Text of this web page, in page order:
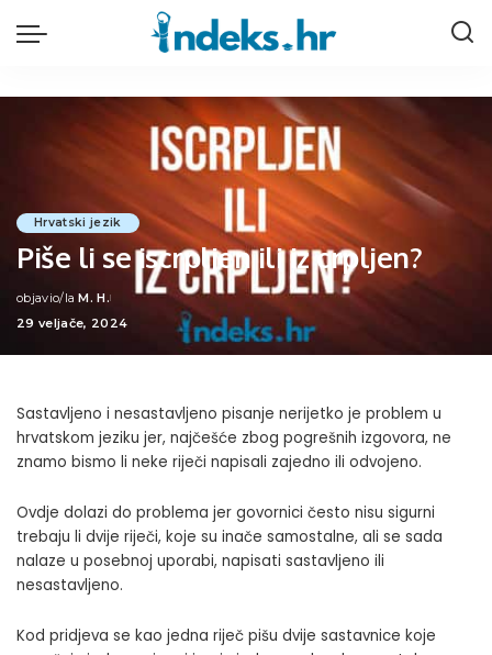
Hrvatski jezik
Piše li se iscrpljen ili iz crpljen?
Posted
by
objavio/la M. H.
29 veljače, 2024
Sastavljeno i nesastavljeno pisanje nerijetko je problem u
hrvatskom jeziku jer, najčešće zbog pogrešnih izgovora, ne
znamo bismo li neke riječi napisali zajedno ili odvojeno.
Ovdje dolazi do problema jer govornici često nisu sigurni
trebaju li dvije riječi, koje su inače samostalne, ali se sada
nalaze u posebnoj uporabi, napisati sastavljeno ili
nesastavljeno.
Kod pridjeva se kao jedna riječ pišu dvije sastavnice koje